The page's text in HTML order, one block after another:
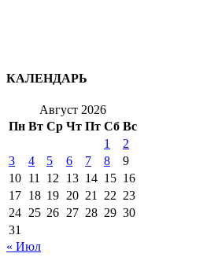
КАЛЕНДАРЬ
Август 2026
Пн Вт Ср Чт Пт Сб Вс
1
2
3
4 5 6 7 8
9
10 11 12 13 14 15 16
17 18 19 20 21 22 23
24 25 26 27 28 29 30
31
« Июл